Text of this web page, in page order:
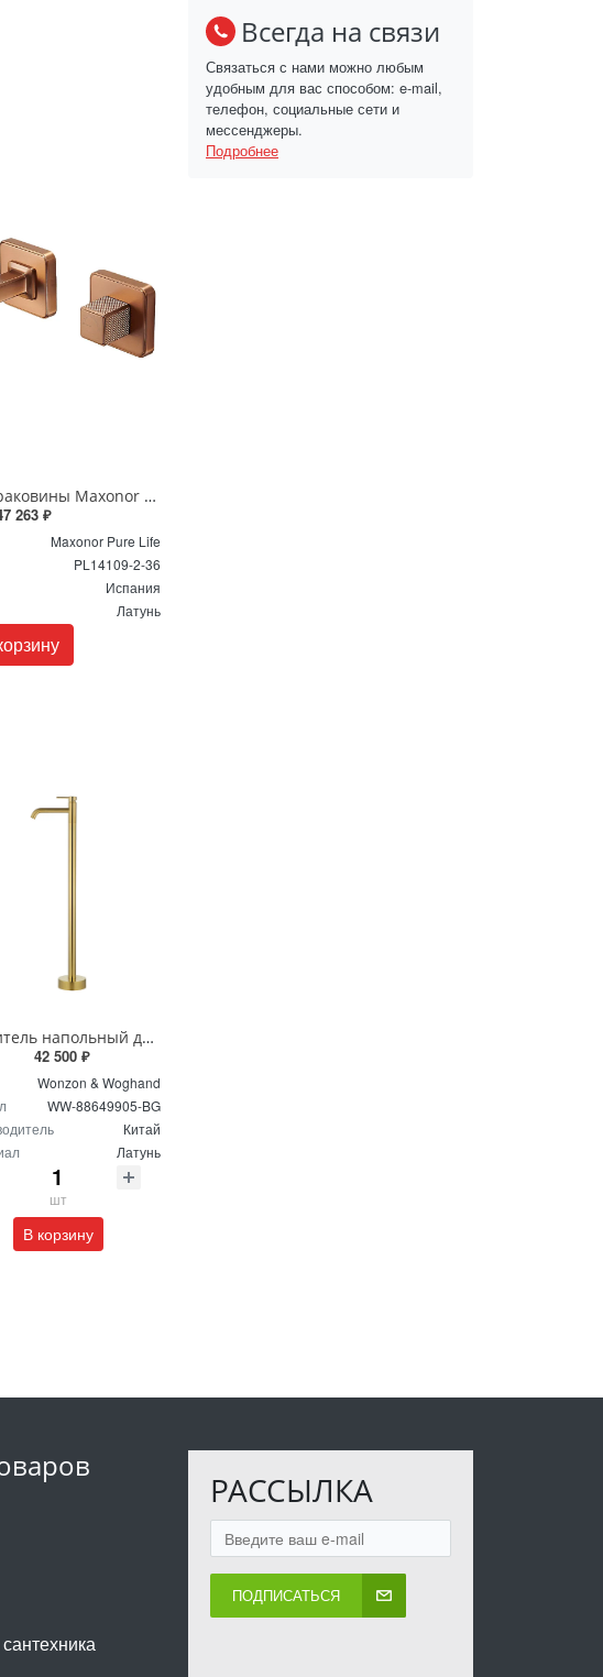
Смеситель для раковины Maxonor PURE LIFE ABSOLUTE PL14109-2-36 бронза матовая
263 ₽
Maxonor Pure Life
PL14109-2-36
Испания
Латунь
Смеситель напольный для раковины Wonzon & Woghand STICK WW-88649905-BG брашированное золото
42 500 ₽
Wonzon & Woghand
WW-88649905-BG
Китай
Латунь
шт
В корзину
Всегда на связи
Связаться с нами можно любым
удобным для вас способом: e-mail,
телефон, социальные сети и
мессенджеры.
Подробнее
РАССЫЛКА
ПОДПИСАТЬСЯ